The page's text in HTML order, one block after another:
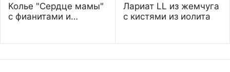
Колье "Сердце мамы"
с фианитами и
Лариат LL из жемчуга
с кистями из иолита